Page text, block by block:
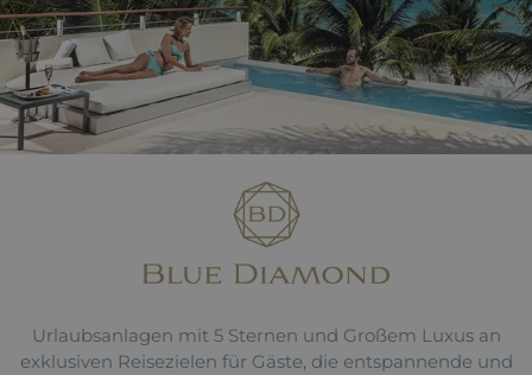
Urlaubsanlagen mit 5 Sternen und Großem Luxus an
exklusiven Reisezielen für Gäste, die entspannende und